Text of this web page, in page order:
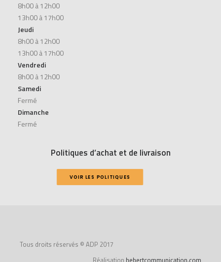
8h00 à 12h00
13h00 à 17h00
Jeudi
8h00 à 12h00
13h00 à 17h00
Vendredi
8h00 à 12h00
Samedi
Fermé
Dimanche
Fermé
Politiques d’achat et de livraison
VOIR LES POLITIQUES
Tous droits réservés © ADP 2017
Réalisation hebertcommunication.com